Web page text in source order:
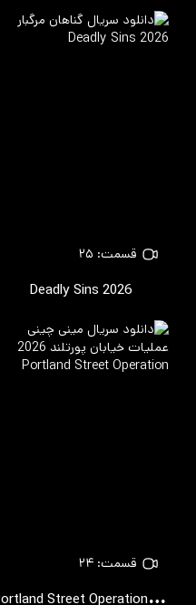
قسمت: ۲۵
Deadly Sins 2026
قسمت: ۲۴
P
ortland Street Operation
2026